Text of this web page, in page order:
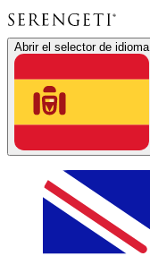
Abrir el selector de idioma